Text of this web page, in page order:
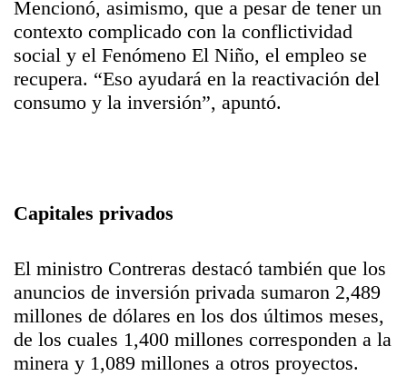
Mencionó, asimismo, que a pesar de tener un
contexto complicado con la conflictividad
social y el Fenómeno El Niño, el empleo se
recupera. “Eso ayudará en la reactivación del
consumo y la inversión”, apuntó.
Capitales privados
El ministro Contreras destacó también que los
anuncios de inversión privada sumaron 2,489
millones de dólares en los dos últimos meses,
de los cuales 1,400 millones corresponden a la
minera y 1,089 millones a otros proyectos.